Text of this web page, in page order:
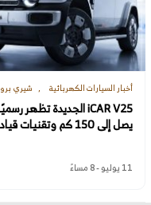
أخبار السيارات الكهربائية شيري برو
يصل إلى 150 كم وتقنيات قيادة ذكية متطورة
11 يوليو - 8 مساءً